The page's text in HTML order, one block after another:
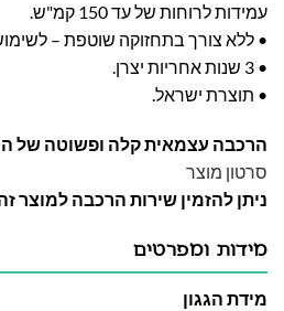
עמידות לרוחות של עד 150 קמ"ש.
• ללא צורך בתחזוקה שוטפת –
• 3 שנות אחריות יצרן.
• תוצרת ישראל.
הרכבה עצמאית קלה ופשוטה של
סרטון מוצר
ניתן להזמין שירות הרכבה למוצר זה
מידות ומפרטים
מידת הגגון